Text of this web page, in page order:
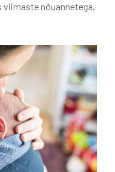
viimaste nõuannetega,